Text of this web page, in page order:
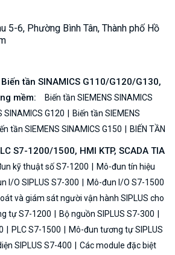
5-6, Phường Bình Tân, Thành phố Hồ
tần SINAMICS G110/G120/G130,
mềm:
Biến tần SIEMENS SINAMICS
SINAMICS G120
Biến tần SIEMENS
tần SIEMENS SINAMICS G150 BIẾN TẦN
S7-1200/1500, HMI KTP, SCADA TIA
kỹ thuật số S7-1200
Mô-đun tín hiệu
I/O SIPLUS S7-300
Mô-đun I/O S7-1500
và giám sát người vận hành SIPLUS cho
tự S7-1200
Bộ nguồn SIPLUS S7-300
PLC S7-1500
Mô-đun tương tự SIPLUS
SIPLUS S7-400
Các module đặc biệt